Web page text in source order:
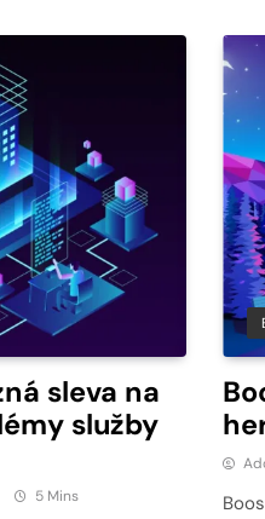
sleva na
služby
5 Mins